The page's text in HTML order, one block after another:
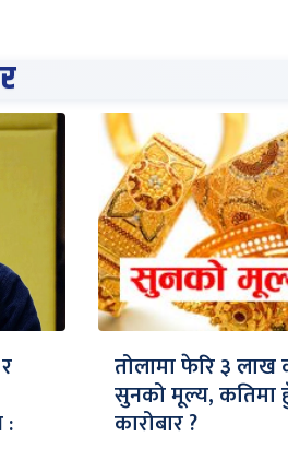
:
तोलामा फेरि ३ लाख
सुनको मूल्य, कतिमा
कारोबार ?